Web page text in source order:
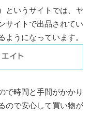
というサイトでは、ヤ
サイトで出品されてい
ようになっています。
で時間と手間がかかり
ので安心して買い物が